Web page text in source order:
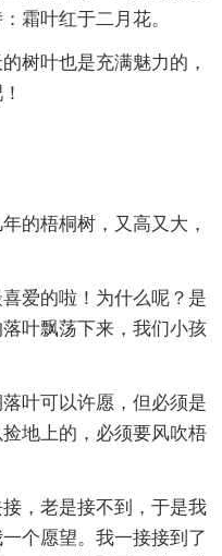
霜叶红于二月花。
树叶也是充满魅力的，
的梧桐树，又高又大，
爱的啦！为什么呢？是
叶飘荡下来，我们小孩
叶可以许愿，但必须是
地上的，必须要风吹梧
，老是接不到，于是我
个愿望。我一接接到了